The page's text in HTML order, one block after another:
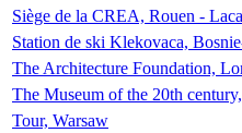
Siège de la CREA, Rouen -
Station de ski Klekovaca,
The Architecture Foundation,
The Museum of the 20th
Tour, Warsaw